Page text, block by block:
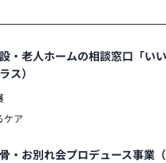
・老人ホームの相談窓口「い
ス）
ケア
・お別れ会プロデュース事業